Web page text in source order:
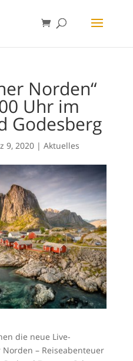
Norden“
Uhr im
Godesberg
9, 2020| Aktuelles
die neue Live-
– Reiseabenteuer